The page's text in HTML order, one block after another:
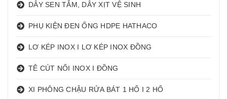
DÂY SEN TẮM, DÂY XỊT VỆ SINH
PHỤ KIỆN ĐEN ỐNG HDPE HATHACO
LƠ KÉP INOX I LƠ KÉP INOX ĐỒNG
TÊ CÚT NỐI INOX I ĐỒNG
XI PHÔNG CHẬU RỬA BÁT 1 HỐ I 2 HỐ